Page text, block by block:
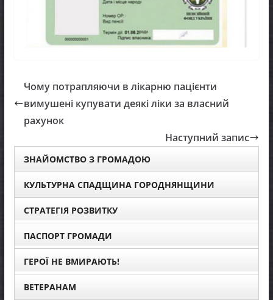
Чому потрапляючи в лікарню пацієнти
вимушені купувати деякі ліки за власний
рахунок
Наступний запис
ЗНАЙОМСТВО З ГРОМАДОЮ
КУЛЬТУРНА СПАДЩИНА ГОРОДНЯНЩИНИ
СТРАТЕГІЯ РОЗВИТКУ
ПАСПОРТ ГРОМАДИ
ГЕРОЇ НЕ ВМИРАЮТЬ!
ВЕТЕРАНАМ